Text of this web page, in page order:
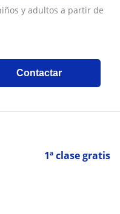
y adultos a partir de
Contactar
1ª clase gratis